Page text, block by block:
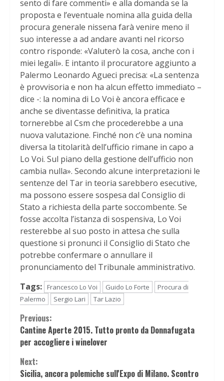
sento di fare commenti» e alla domanda se la
proposta e l’eventuale nomina alla guida della
procura generale nissena farà venire meno il
suo interesse a ad andare avanti nel ricorso
contro risponde: «Valuterò la cosa, anche con i
miei legali». E intanto il procuratore aggiunto a
Palermo Leonardo Agueci precisa: «La sentenza
è provvisoria e non ha alcun effetto immediato –
dice -: la nomina di Lo Voi è ancora efficace e
anche se diventasse definitiva, la pratica
tornerebbe al Csm che procederebbe a una
nuova valutazione. Finché non c’è una nomina
diversa la titolarità dell’ufficio rimane in capo a
Lo Voi. Sul piano della gestione dell’ufficio non
cambia nulla». Secondo alcune interpretazioni le
sentenze del Tar in teoria sarebbero esecutive,
ma possono essere sospesa dal Consiglio di
Stato a richiesta della parte soccombente. Se
fosse accolta l’istanza di sospensiva, Lo Voi
resterebbe al suo posto in attesa che sulla
questione si pronunci il Consiglio di Stato che
potrebbe confermare o annullare il
pronunciamento del Tribunale amministrativo.
Tags:
Francesco Lo Voi Guido Lo Forte
Procura di
Palermo
Sergio Lari Tar Lazio
Continue
Reading
Previous:
Cantine Aperte 2015. Tutto pronto da Donnafugata
per accogliere i winelover
Next:
Sicilia, ancora polemiche sull'Expo di Milano. Scontro